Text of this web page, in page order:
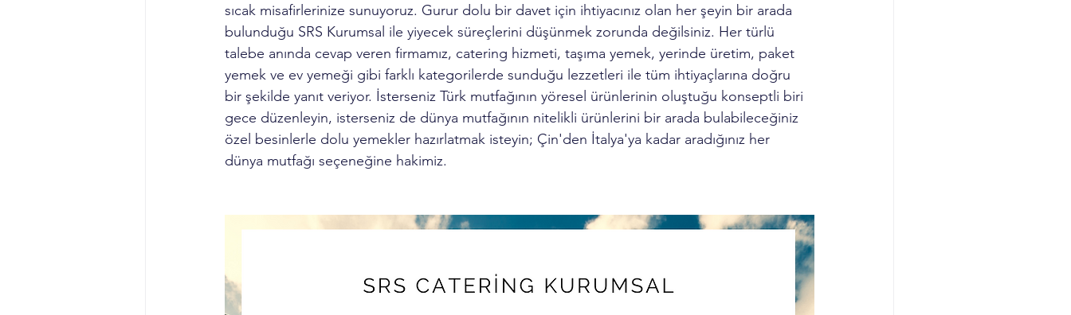
sıcak misafirlerinize sunuyoruz. Gurur dolu bir davet için ihtiyacınız olan her şeyin bir arada
bulunduğu SRS Kurumsal ile yiyecek süreçlerini düşünmek zorunda değilsiniz. Her türlü
talebe anında cevap veren firmamız, catering hizmeti, taşıma yemek, yerinde üretim, paket
yemek ve ev yemeği gibi farklı kategorilerde sunduğu lezzetleri ile tüm ihtiyaçlarına doğru
bir şekilde yanıt veriyor. İsterseniz Türk mutfağının yöresel ürünlerinin oluştuğu konseptli biri
gece düzenleyin, isterseniz de dünya mutfağının nitelikli ürünlerini bir arada bulabileceğiniz
özel besinlerle dolu yemekler hazırlatmak isteyin; Çin'den İtalya'ya kadar aradığınız her
dünya mutfağı seçeneğine hakimiz.